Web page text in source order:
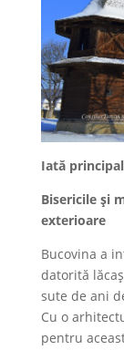
Iată
Bisericile şi
exterioare
Bucovina a
datorită
sute de ani
Cu o
pentru